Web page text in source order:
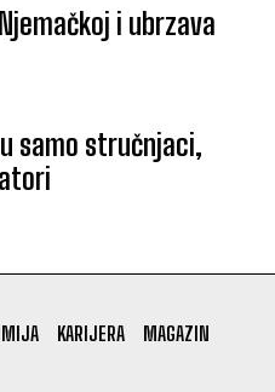
i ubrzava
samo stručnjaci,
KARIJERA
MAGAZIN